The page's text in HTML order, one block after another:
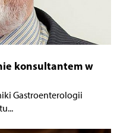
konsultantem w
Gastroenterologii